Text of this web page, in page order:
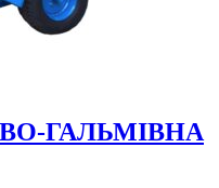
ГАЛЬМІВНА